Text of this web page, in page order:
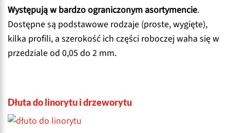
Występują w bardzo ograniczonym asortymencie.
Dostępne są podstawowe rodzaje (proste, wygięte),
kilka profili, a szerokość ich części roboczej waha się w
przedziale od 0,05 do 2 mm.
Dłuta do linorytu i drzeworytu